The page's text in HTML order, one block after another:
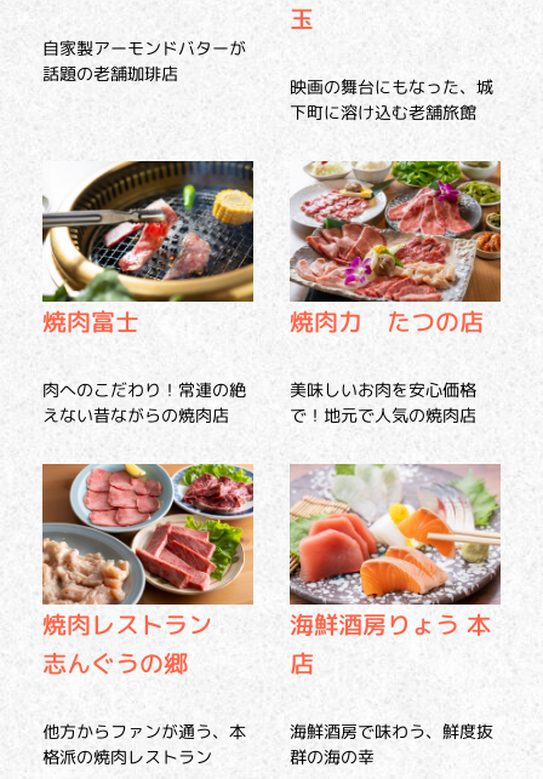
自家製アーモンドバターが
話題の老舗珈琲店
玉
映画の舞台にもなった、城
下町に溶け込む老舗旅館
焼肉富士
肉へのこだわり！常連の絶
えない昔ながらの焼肉店
焼肉力 たつの店
美味しいお肉を安心価格
で！地元で人気の焼肉店
焼肉レストラン
志んぐうの郷
他方からファンが通う、本
格派の焼肉レストラン
海鮮酒房りょう 本
店
海鮮酒房で味わう、鮮度抜
群の海の幸